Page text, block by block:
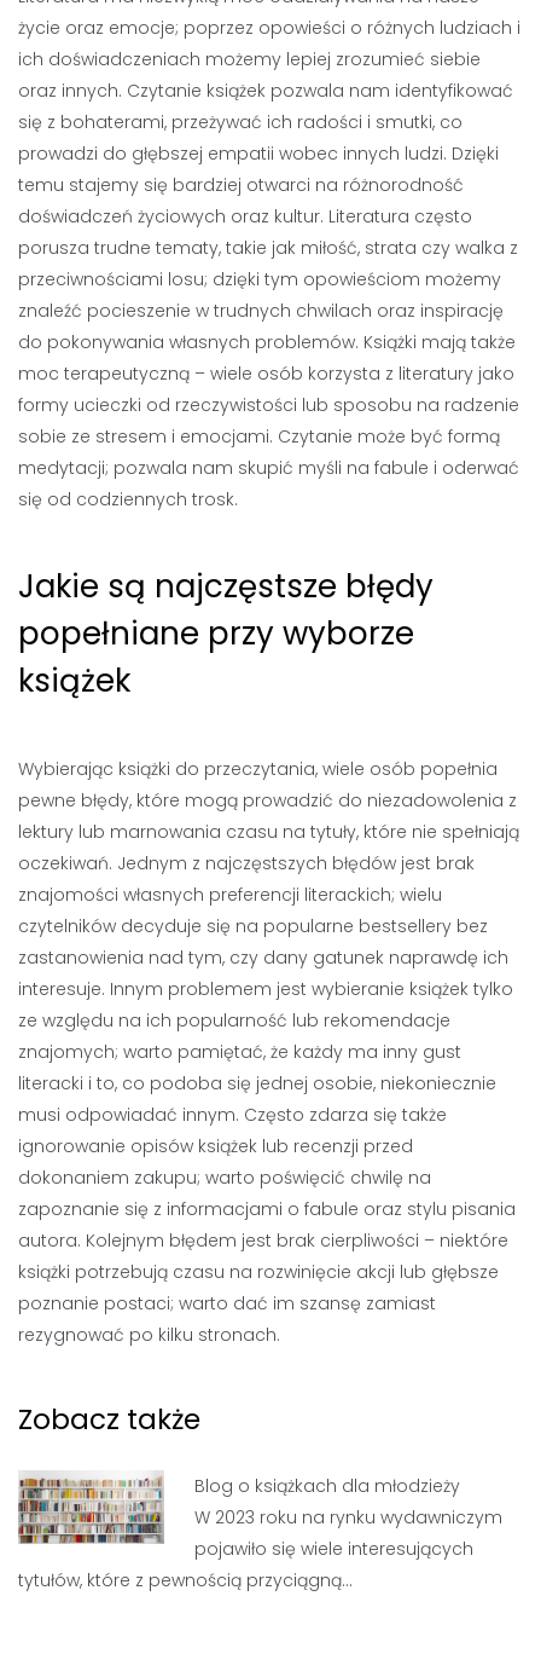
życie oraz emocje; poprzez opowieści o różnych ludziach i
ich doświadczeniach możemy lepiej zrozumieć siebie
oraz innych. Czytanie książek pozwala nam identyfikować
się z bohaterami, przeżywać ich radości i smutki, co
prowadzi do głębszej empatii wobec innych ludzi. Dzięki
temu stajemy się bardziej otwarci na różnorodność
doświadczeń życiowych oraz kultur. Literatura często
porusza trudne tematy, takie jak miłość, strata czy walka z
przeciwnościami losu; dzięki tym opowieściom możemy
znaleźć pocieszenie w trudnych chwilach oraz inspirację
do pokonywania własnych problemów. Książki mają także
moc terapeutyczną – wiele osób korzysta z literatury jako
formy ucieczki od rzeczywistości lub sposobu na radzenie
sobie ze stresem i emocjami. Czytanie może być formą
medytacji; pozwala nam skupić myśli na fabule i oderwać
się od codziennych trosk.
Jakie są najczęstsze błędy
popełniane przy wyborze
książek
Wybierając książki do przeczytania, wiele osób popełnia
pewne błędy, które mogą prowadzić do niezadowolenia z
lektury lub marnowania czasu na tytuły, które nie spełniają
oczekiwań. Jednym z najczęstszych błędów jest brak
znajomości własnych preferencji literackich; wielu
czytelników decyduje się na popularne bestsellery bez
zastanowienia nad tym, czy dany gatunek naprawdę ich
interesuje. Innym problemem jest wybieranie książek tylko
ze względu na ich popularność lub rekomendacje
znajomych; warto pamiętać, że każdy ma inny gust
literacki i to, co podoba się jednej osobie, niekoniecznie
musi odpowiadać innym. Często zdarza się także
ignorowanie opisów książek lub recenzji przed
dokonaniem zakupu; warto poświęcić chwilę na
zapoznanie się z informacjami o fabule oraz stylu pisania
autora. Kolejnym błędem jest brak cierpliwości – niektóre
książki potrzebują czasu na rozwinięcie akcji lub głębsze
poznanie postaci; warto dać im szansę zamiast
rezygnować po kilku stronach.
Zobacz także
Blog o książkach dla młodzieży
W 2023 roku na rynku wydawniczym
pojawiło się wiele interesujących
tytułów, które z pewnością przyciągną…